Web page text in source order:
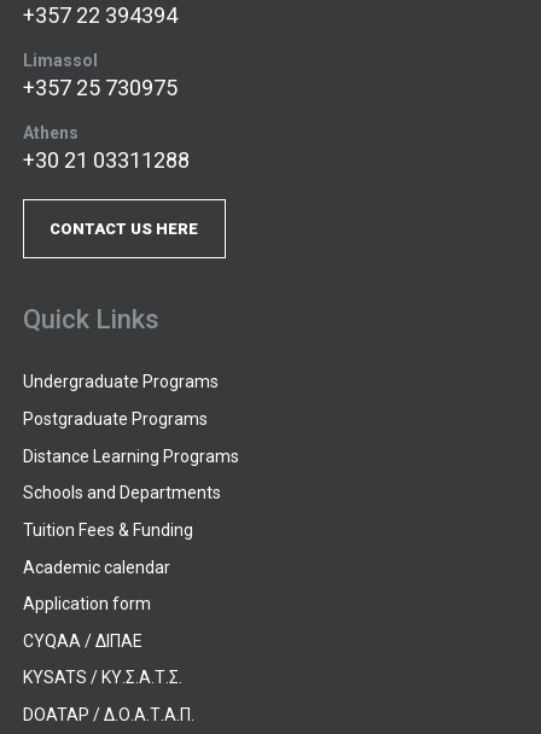
+357 22 394394
Limassol
+357 25 730975
Athens
+30 21 03311288
CONTACT US HERE
Quick Links
Undergraduate Programs
Postgraduate Programs
Distance Learning Programs
Schools and Departments
Tuition Fees & Funding
Academic calendar
Application form
CYQAA / ΔΙΠΑΕ
KYSATS / ΚΥ.Σ.Α.Τ.Σ.
DOATAP / Δ.Ο.Α.Τ.Α.Π.